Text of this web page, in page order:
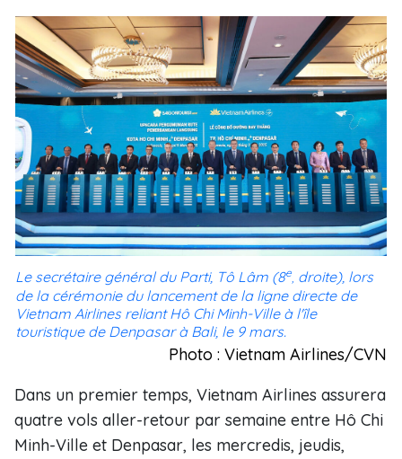
Le secrétaire général du Parti, Tô Lâm (8e droite), lors
de la cérémonie du lancement de la ligne directe de
Vietnam Airlines reliant Hô Chi Minh-Ville à l'île
touristique de Denpasar à Bali, le 9 mars.
Photo : Vietnam Airlines/CVN
Dans un premier temps, Vietnam Airlines assurera
quatre vols aller-retour par semaine entre Hô Chi
Minh-Ville et Denpasar, les mercredis, jeudis,